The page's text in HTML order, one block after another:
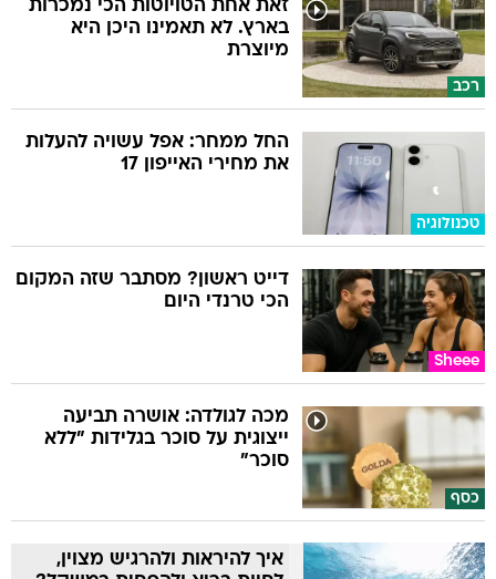
רכב
זאת אחת הטויוטות הכי נמכרות
בארץ. לא תאמינו היכן היא
מיוצרת
טכנולוגיה
החל ממחר: אפל עשויה להעלות
את מחירי האייפון 17
Sheee
דייט ראשון? מסתבר שזה המקום
הכי טרנדי היום
כסף
מכה לגולדה: אושרה תביעה
ייצוגית על סוכר בגלידות "ללא
סוכר"
איך להיראות ולהרגיש מצוין,